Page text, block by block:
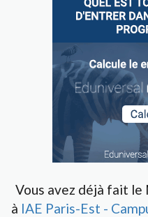
Vous avez déjà fait
à IAE Paris-Est -